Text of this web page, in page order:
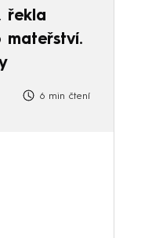
řekla
mateřství.
6 min čtení